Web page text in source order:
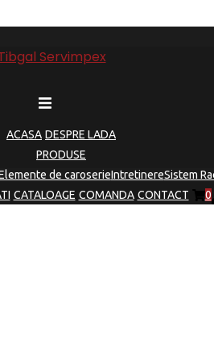
ACASA DESPRE LADA
PRODUSE
de caroserieIntretinereSistem
CATALOAGE COMANDA CONTACT 0